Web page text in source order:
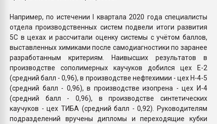
Например, по истечении I квартала 2020 года специалисты
отдела производственных систем подвели итоги развития
5С в цехах и рассчитали оценку системы с учётом баллов,
выставленных химиками после самодиагностики по заранее
разработанным критериям. Наивысших результатов в
производстве сополимерных каучуков добился цех Е-2
(средний балл - 0,96), в производстве нефтехимии - цех Н-4-5
(средний балл - 0,96), в производстве изопрена - цех И-4
(средний балл - 0,96), в производстве синтетических
каучуков - цех ТИБА (средний балл - 0,92). Руководителям
подразделений вручены дипломы и переходящие кубки